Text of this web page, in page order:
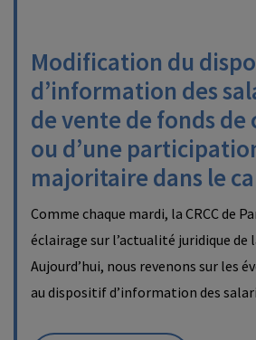
Modification du
d’information des
de vente de fonds de
ou d’une
majoritaire dans le
Comme chaque mardi, la CRCC de
éclairage sur l’actualité juridique de
Aujourd’hui, nous revenons sur les
au dispositif d’information des